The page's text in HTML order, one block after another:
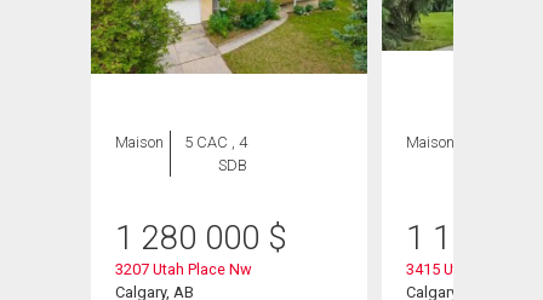
Maison
5 CAC , 4
SDB
1 280 000 $
3207 Utah Place Nw
Calgary, AB
Maison
1 100
3415 Utah
Calgary, AB